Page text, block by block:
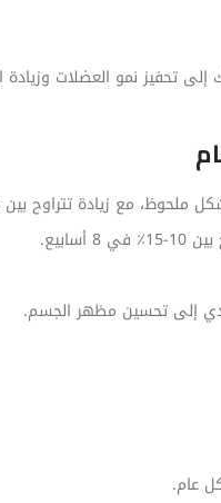
ذلك إلى تحفيز نمو العضلات